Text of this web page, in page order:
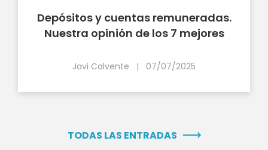
Depósitos y cuentas remuneradas.
Nuestra opinión de los 7 mejores
Javi Calvente | 07/07/2025
TODAS LAS ENTRADAS